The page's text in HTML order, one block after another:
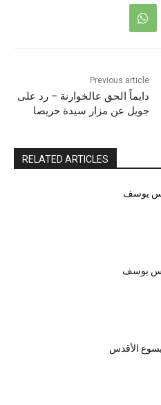
Previous article
دايماً الحق عالخوارنة – رد على
جويل عن مزار سيدة حريصا
RELATED ARTICLES
يوسف
يوسف
الأقدس